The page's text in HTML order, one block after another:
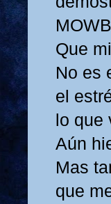
Que
No es
el
lo
Aún
Mas
que